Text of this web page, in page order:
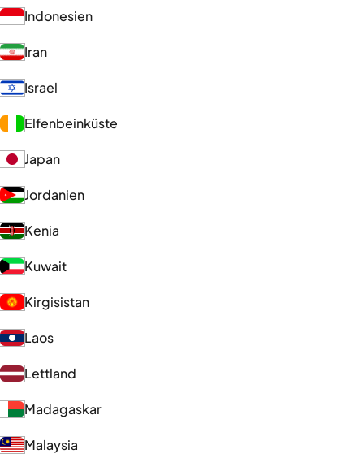
Indonesien
Iran
Israel
Elfenbeinküste
Japan
Jordanien
Kenia
Kuwait
Kirgisistan
Laos
Lettland
Madagaskar
Malaysia